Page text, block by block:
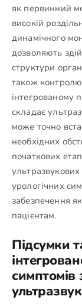
як первинний
високій
динамічного
дозволяють
структури
також
інтегрованому
складає
може точно
необхідних
початкових
урологічних
забезпечення
пацієнтам.
Підсумки